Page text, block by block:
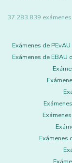
37.283.839
Exámenes de
Exámenes de EBAU
Exámenes